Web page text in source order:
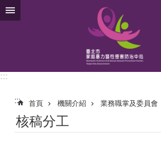
跳到主要內容區塊
:::
::: 首頁 機關介紹 業務職掌及委員會
核稿分工